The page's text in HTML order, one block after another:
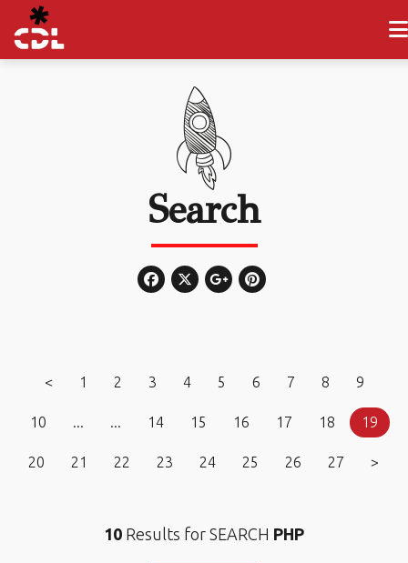
Search
< 1 2 3 4 5 6 7 8 9
10 ... ... 14 15 16 17 18 19
20 21 22 23 24 25 26 27 >
10 Results for SEARCH PHP